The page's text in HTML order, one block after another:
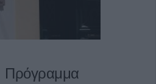
Πρόγραμμα